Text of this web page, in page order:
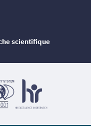
scientifique